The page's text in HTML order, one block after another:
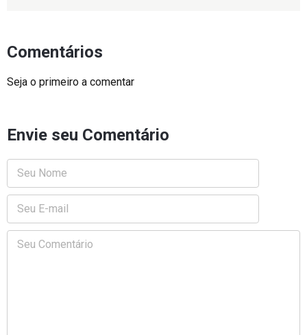
Comentários
Seja o primeiro a comentar
Envie seu Comentário